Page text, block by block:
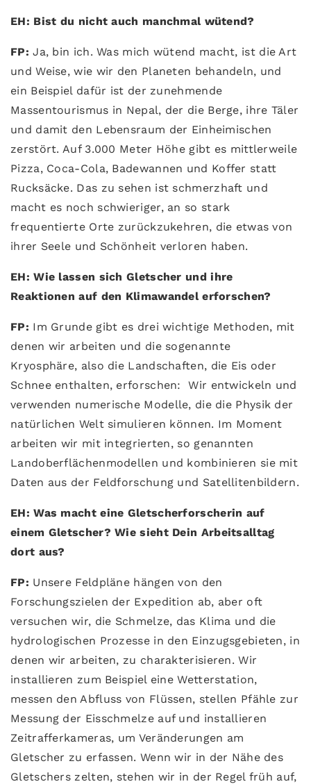
EH: Bist du nicht auch manchmal wütend?
FP:Ja, bin ich. Was mich wütend macht, ist die Art
und Weise, wie wir den Planeten behandeln, und
ein Beispiel dafür ist der zunehmende
Massentourismus in Nepal, der die Berge, ihre Täler
und damit den Lebensraum der Einheimischen
zerstört. Auf 3.000 Meter Höhe gibt es mittlerweile
Pizza, Coca-Cola, Badewannen und Koffer statt
Rucksäcke. Das zu sehen ist schmerzhaft und
macht es noch schwieriger, an so stark
frequentierte Orte zurückzukehren, die etwas von
ihrer Seele und Schönheit verloren haben.
EH: Wie lassen sich Gletscher und ihre
Reaktionen auf den Klimawandel erforschen?
FP: Im Grunde gibt es drei wichtige Methoden, mit
denen wir arbeiten und die sogenannte
Kryosphäre, also die Landschaften, die Eis oder
Schnee enthalten, erforschen: Wir entwickeln und
verwenden numerische Modelle, die die Physik der
natürlichen Welt simulieren können. Im Moment
arbeiten wir mit integrierten, so genannten
Landoberflächenmodellen und kombinieren sie mit
Daten aus der Feldforschung und Satellitenbildern.
EH: Was macht eine Gletscherforscherin auf
einem Gletscher? Wie sieht Dein Arbeitsalltag
dort aus?
FP: Unsere Feldpläne hängen von den
Forschungszielen der Expedition ab, aber oft
versuchen wir, die Schmelze, das Klima und die
hydrologischen Prozesse in den Einzugsgebieten, in
denen wir arbeiten, zu charakterisieren. Wir
installieren zum Beispiel eine Wetterstation,
messen den Abfluss von Flüssen, stellen Pfähle zur
Messung der Eisschmelze auf und installieren
Zeitrafferkameras, um Veränderungen am
Gletscher zu erfassen. Wenn wir in der Nähe des
Gletschers zelten, stehen wir in der Regel früh auf,